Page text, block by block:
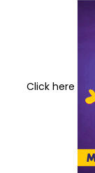
Click here